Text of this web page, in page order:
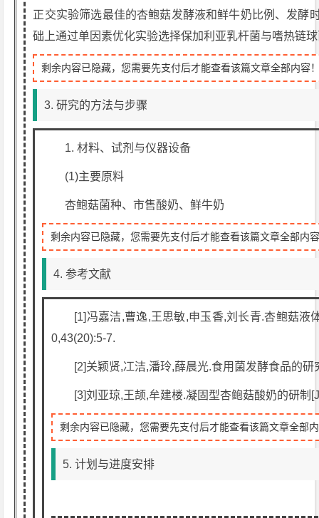
正交实验筛选最佳的杏鲍菇发酵液和鲜牛奶比例、发酵
础上通过单因素优化实验选择保加利亚乳杆菌与嗜热链
剩余内容已隐藏，您需要先支付后才能查看该篇文章全部内容
3. 研究的方法与步骤
1. 材料、试剂与仪器设备
(1)主要原料
杏鲍菇菌种、市售酸奶、鲜牛奶
剩余内容已隐藏，您需要先支付后才能查看该篇文章全部内
4. 参考文献
[1]冯嘉洁,曹逸,王思敏,申玉香,刘长青.杏鲍菇液
0,43(20):5-7.
[2]关颖贤,冮洁,潘玲,薛晨光.食用菌发酵食品的
[3]刘亚琼,王颉,牟建楼.凝固型杏鲍菇酸奶的研制
剩余内容已隐藏，您需要先支付后才能查看该篇文章全部
5. 计划与进度安排